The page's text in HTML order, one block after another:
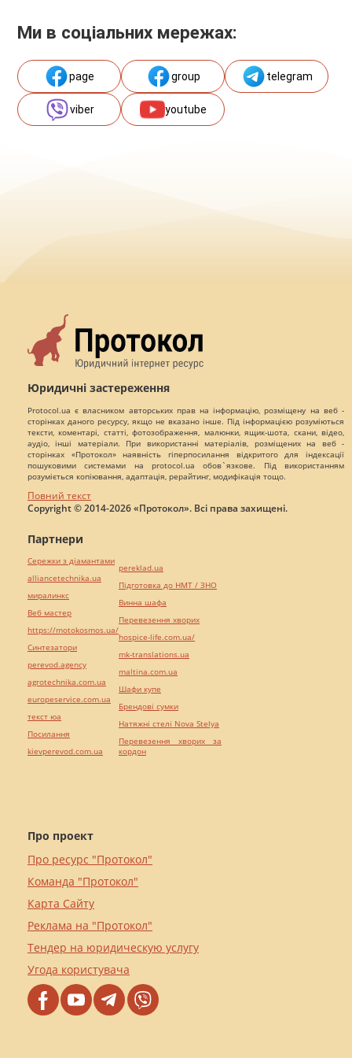
Ми в соціальних мережах:
page group telegram
viber youtube
Юридичні застереження
Protocol.ua є власником авторських прав на інформацію, розміщену на веб -
сторінках даного ресурсу, якщо не вказано інше. Під інформацією розуміються
тексти, коментарі, статті, фотозображення, малюнки, ящик-шота, скани, відео,
аудіо, інші матеріали. При використанні матеріалів, розміщених на веб -
сторінках «Протокол» наявність гіперпосилання відкритого для індексації
пошуковими системами на protocol.ua обов`язкове. Під використанням
розуміється копіювання, адаптація, рерайтинг, модифікація тощо.
Повний текст
Copyright © 2014-2026 «Протокол». Всі права захищені.
Про проект
Про ресурс "Протокол"
Команда "Протокол"
Карта Сайту
Реклама на "Протокол"
Тендер на юридическую услугу
Угода користувача
Партнери
Сережки з діамантами
alliancetechnika.ua
миралинкс
Веб мастер
https://motokosmos.ua/
Синтезатори
perevod.agency
agrotechnika.com.ua
europeservice.com.ua
текст юа
Посилання
kievperevod.com.ua
pereklad.ua
Підготовка до НМТ / ЗНО
Винна шафа
Перевезення хворих
hospice-life.com.ua/
mk-translations.ua
maltina.com.ua
Шафи купе
Брендові сумки
Натяжні стелі Nova Stelya
Перевезення хворих за
кордон